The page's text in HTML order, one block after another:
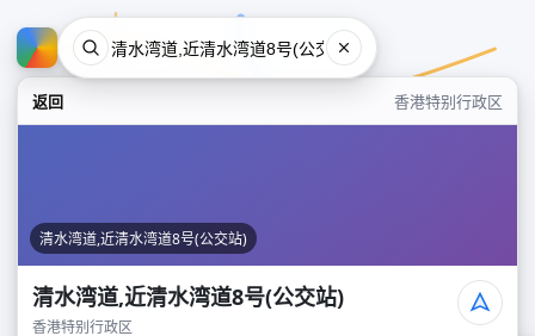
返回 香港特别行政区
清水湾道,近清水湾道8号(公交站)
清水湾道,近清水湾道8号(公交站)
香港特别行政区